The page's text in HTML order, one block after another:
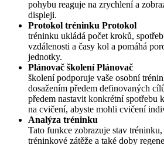
pohybu reaguje na zrychlení a
displeji.
Protokol tréninku Protokol
tréninku ukládá počet kroků,
vzdálenosti a časy kol a pomáhá
jednotky.
Plánovač školení Plánovač
školení podporuje vaše osobní
dosažením předem definovaných
předem nastavit konkrétní spotřebu
na cvičení, abyste mohli cvičení
Analýza tréninku
Tato funkce zobrazuje stav
tréninkové zátěže a také doby